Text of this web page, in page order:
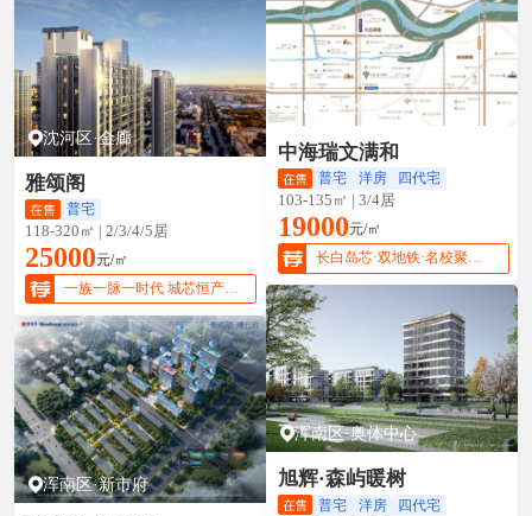
沈河区·金廊
雅颂阁
普宅
118-320㎡ | 2/3/4/5居
25000元/㎡
一族一脉一时代 城芯恒产 敬献壹号人物
浑南区·新市府
和平区·长白
中海瑞文满和
普宅 洋房 四代宅
103-135㎡ | 3/4居
19000元/㎡
长白岛芯·双地铁·名校聚集·精装四代宅
浑南区·奥体中心
旭辉·森屿暖树
普宅 洋房 四代宅